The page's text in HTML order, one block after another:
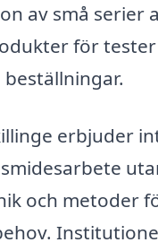
av små serier
för
beställningar.
erbjuder
och metoder